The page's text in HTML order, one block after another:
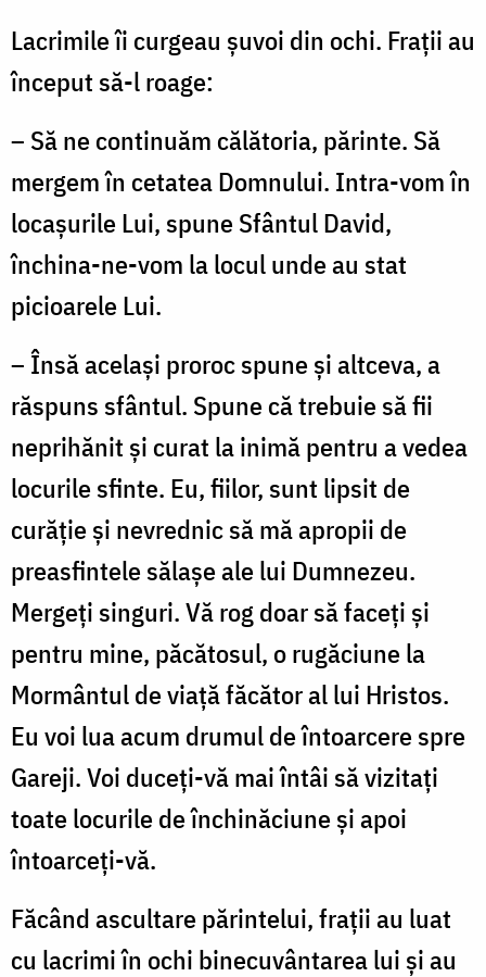
Lacrimile îi curgeau şuvoi din ochi. Fraţii au
început să-l roage:
– Să ne continuăm călătoria, părinte. Să
mergem în cetatea Domnului. Intra-vom în
locaşurile Lui, spune Sfântul David,
închina-ne-vom la locul unde au stat
picioarele Lui.
– Însă acelaşi proroc spune şi altceva, a
răspuns sfântul. Spune că trebuie să fii
neprihănit şi curat la inimă pentru a vedea
locurile sfinte. Eu, fiilor, sunt lipsit de
curăţie şi nevrednic să mă apropii de
preasfintele sălaşe ale lui Dumnezeu.
Mergeţi singuri. Vă rog doar să faceţi şi
pentru mine, păcătosul, o rugăciune la
Mormântul de viaţă făcător al lui Hristos.
Eu voi lua acum drumul de întoarcere spre
Gareji. Voi duceţi-vă mai întâi să vizitaţi
toate locurile de închinăciune şi apoi
întoarceţi-vă.
Făcând ascultare părintelui, fraţii au luat
cu lacrimi în ochi binecuvântarea lui şi au